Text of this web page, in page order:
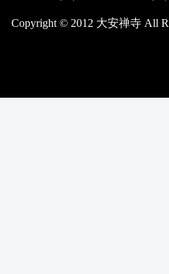
Copyright © 2012 大安禅寺 All